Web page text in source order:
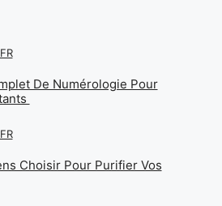
De Numérologie Pour
Choisir Pour Purifier Vos